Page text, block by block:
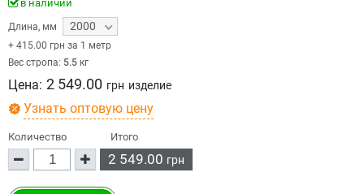
в наличии
Длина, мм 2000
+ 415.00 грн за 1 метр
Вес стропа: 5.5 кг
Цена: 2 549.00 грн изделие
Узнать оптовую цену
Количество Итого
2 549.00 грн